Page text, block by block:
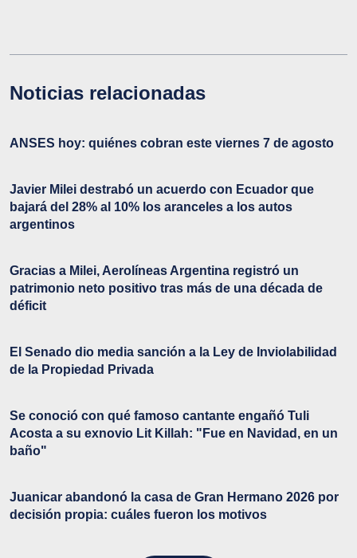
Noticias relacionadas
ANSES hoy: quiénes cobran este viernes 7 de agosto
Javier Milei destrabó un acuerdo con Ecuador que
bajará del 28% al 10% los aranceles a los autos
argentinos
Gracias a Milei, Aerolíneas Argentina registró un
patrimonio neto positivo tras más de una década de
déficit
El Senado dio media sanción a la Ley de Inviolabilidad
de la Propiedad Privada
Se conoció con qué famoso cantante engañó Tuli
Acosta a su exnovio Lit Killah: "Fue en Navidad, en un
baño"
Juanicar abandonó la casa de Gran Hermano 2026 por
decisión propia: cuáles fueron los motivos